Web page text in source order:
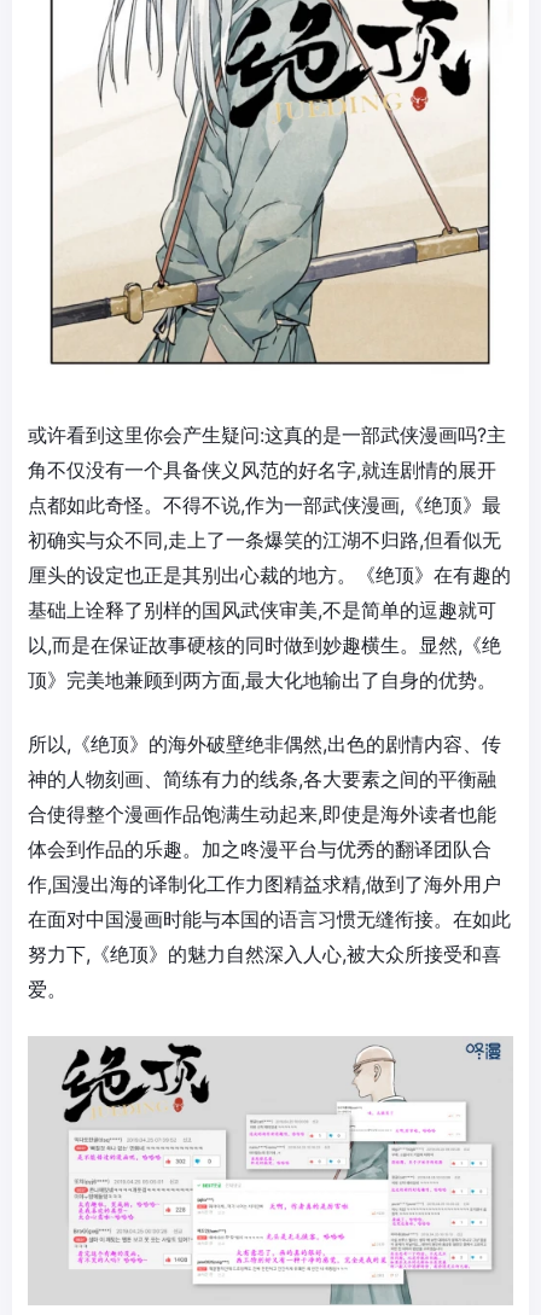
或许看到这里你会产生疑问:这真的是一部武侠漫画吗?主
角不仅没有一个具备侠义风范的好名字,就连剧情的展开
点都如此奇怪。不得不说,作为一部武侠漫画,《绝顶》最
初确实与众不同,走上了一条爆笑的江湖不归路,但看似无
厘头的设定也正是其别出心裁的地方。《绝顶》在有趣的
基础上诠释了别样的国风武侠审美,不是简单的逗趣就可
以,而是在保证故事硬核的同时做到妙趣横生。显然,《绝
顶》完美地兼顾到两方面,最大化地输出了自身的优势。
所以,《绝顶》的海外破壁绝非偶然,出色的剧情内容、传
神的人物刻画、简练有力的线条,各大要素之间的平衡融
合使得整个漫画作品饱满生动起来,即使是海外读者也能
体会到作品的乐趣。加之咚漫平台与优秀的翻译团队合
作,国漫出海的译制化工作力图精益求精,做到了海外用户
在面对中国漫画时能与本国的语言习惯无缝衔接。在如此
努力下,《绝顶》的魅力自然深入人心,被大众所接受和喜
爱。